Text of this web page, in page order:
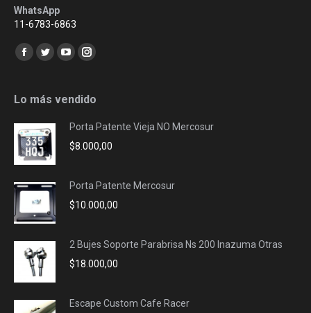
WhatsApp
11-6783-6863
Encuéntranos en:
Facebook
opens
new
window
Twitter
opens
new
window
YouTube
opens
new
window
Instagram
opens
new
window
Lo más vendido
Porta Patente Vieja NO Mercosur
$8.000,00
Porta Patente Mercosur
$10.000,00
2 Bujes Soporte Parabrisa Ns 200 Inazuma Otras
$18.000,00
Escape Custom Cafe Racer